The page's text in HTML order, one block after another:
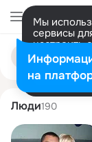
Мы
сервисы
настроить
Поиск
людям
evgeniy
Люди190
на